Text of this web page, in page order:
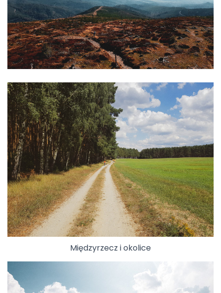
Międzyrzecz i okolice